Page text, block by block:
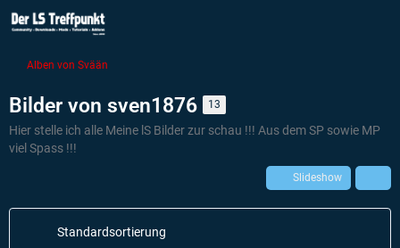
Alben von Svään
Bilder von sven1876 13
Hier stelle ich alle Meine lS Bilder zur schau !!! Aus dem SP sowie MP
viel Spass !!!
Slideshow
Standardsortierung